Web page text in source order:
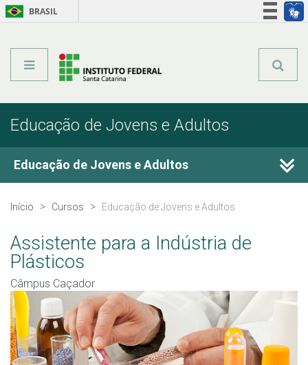
BRASIL
Educação de Jovens e Adultos
Educação de Jovens e Adultos
Cursos Técnicos
Graduação
Pós-graduação
Educação a Distância
Início Cursos Educação de Jovens e Adultos
Assistente para a Indústria de
Plásticos
Câmpus Caçador